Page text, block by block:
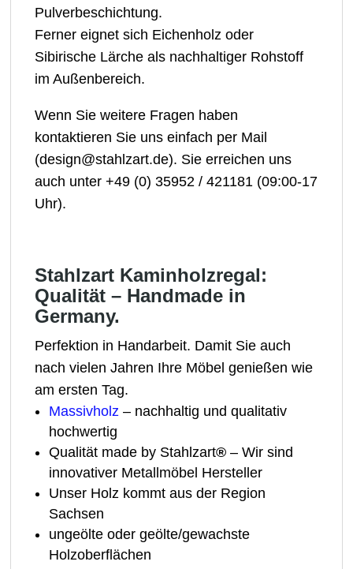
Pulverbeschichtung.
Ferner eignet sich Eichenholz oder
Sibirische Lärche als nachhaltiger Rohstoff
im Außenbereich.
Wenn Sie weitere Fragen haben
kontaktieren Sie uns einfach per Mail
(design@stahlzart.de). Sie erreichen uns
auch unter +49 (0) 35952 / 421181 (09:00-17
Uhr).
Stahlzart Kaminholzregal:
Qualität – Handmade in
Germany.
Perfektion in Handarbeit. Damit Sie auch
nach vielen Jahren Ihre Möbel genießen wie
am ersten Tag.
Massivholz – nachhaltig und qualitativ
hochwertig
Qualität made by Stahlzart® – Wir sind
innovativer Metallmöbel Hersteller
Unser Holz kommt aus der Region
Sachsen
ungeölte oder geölte/gewachste
Holzoberflächen